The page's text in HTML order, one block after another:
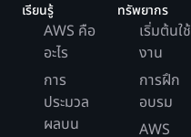
เรียนรู้
AWS คือ
อะไร
การ
ประมวล
ผลบน
ทรัพยากร
เริ่มต้นใช้
งาน
การฝึก
อบรม
AWS